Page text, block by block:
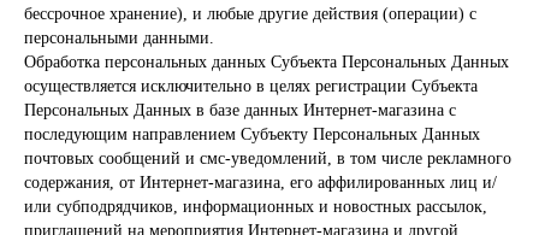
бессрочное хранение), и любые другие действия (операции) с
персональными данными.
Обработка персональных данных Субъекта Персональных Данных
осуществляется исключительно в целях регистрации Субъекта
Персональных Данных в базе данных Интернет-магазина с
последующим направлением Субъекту Персональных Данных
почтовых сообщений и смс-уведомлений, в том числе рекламного
содержания, от Интернет-магазина, его аффилированных лиц и/
или субподрядчиков, информационных и новостных рассылок,
приглашений на мероприятия Интернет-магазина и другой